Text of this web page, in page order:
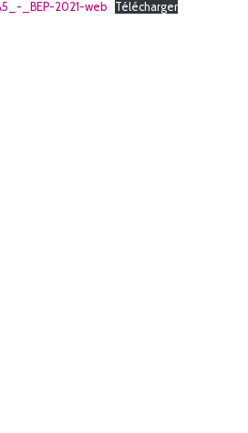
_BEP-2021-web Télécharger